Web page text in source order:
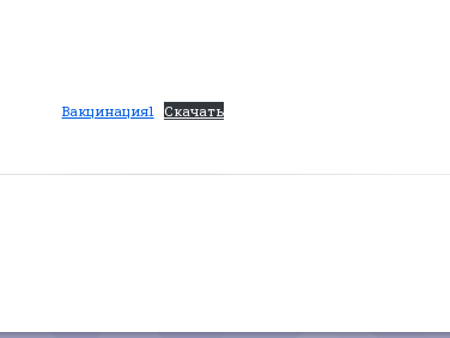
Вакцинация1 Скачать